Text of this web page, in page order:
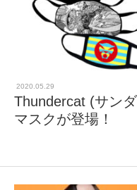
2020.05.29
Thundercat (サン
マスクが登場！